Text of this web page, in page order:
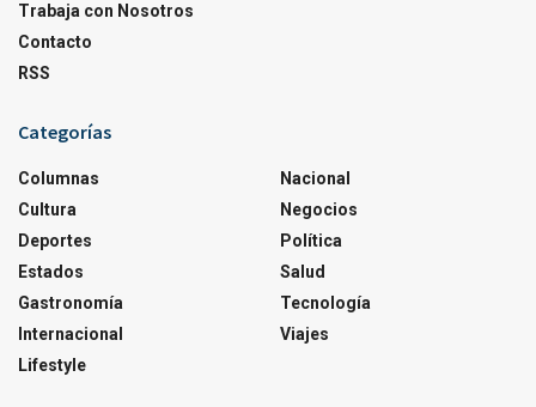
Trabaja con Nosotros
Contacto
RSS
Categorías
Columnas
Cultura
Deportes
Estados
Gastronomía
Internacional
Lifestyle
Nacional
Negocios
Política
Salud
Tecnología
Viajes